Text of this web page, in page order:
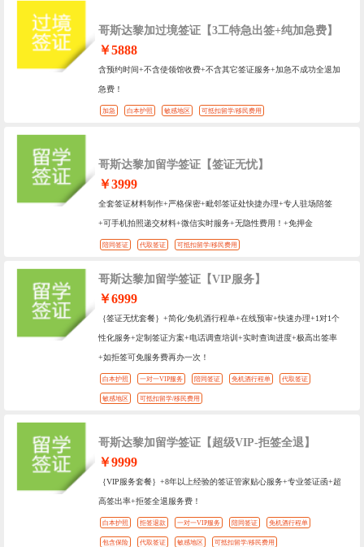
哥斯达黎加过境签证【3工特急出签+纯加急费】
￥5888
含预约时间+不含使领馆收费+不含其它签证服务+加急不成功全退加
急费！
加急 白本护照 敏感地区 可抵扣留学/移民费用
哥斯达黎加留学签证【签证无忧】
￥3999
全套签证材料制作+严格保密+毗邻签证处快捷办理+专人驻场陪签
+可手机拍照递交材料+微信实时服务+无隐性费用！+免押金
陪同签证 代取签证 可抵扣留学/移民费用
哥斯达黎加留学签证【VIP服务】
￥6999
｛签证无忧套餐｝+简化/免机酒行程单+在线预审+快速办理+1对1个
性化服务+定制签证方案+电话调查培训+实时查询进度+极高出签率
+如拒签可免服务费再办一次！
白本护照 一对一VIP服务 陪同签证 免机酒行程单 代取签证
敏感地区 可抵扣留学/移民费用
哥斯达黎加留学签证【超级VIP-拒签全退】
￥9999
｛VIP服务套餐｝+8年以上经验的签证管家贴心服务+专业签证函+超
高签出率+拒签全退服务费！
白本护照 拒签退款 一对一VIP服务 陪同签证 免机酒行程单
包含保险 代取签证 敏感地区 可抵扣留学/移民费用